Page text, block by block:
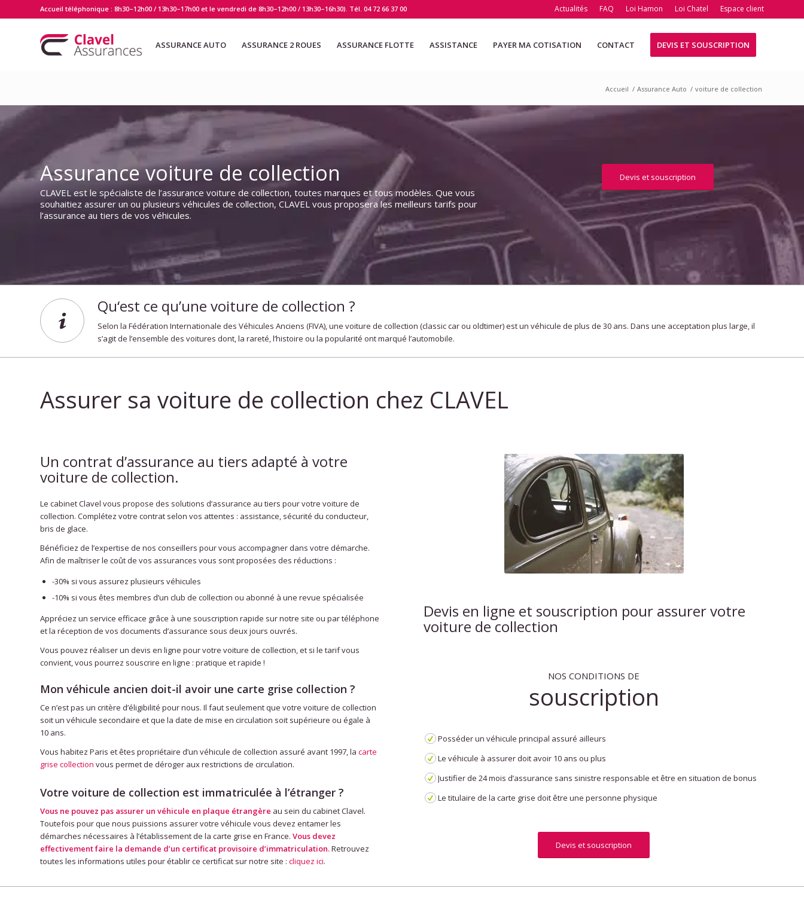
Actualités FAQ Loi Hamon Loi Chatel Espace client
Accueil téléphonique : 8h30–12h00 / 13h30–17h00 et le vendredi de 8h30–12h00 / 13h30–16h30). Tél. 04 72 66 37 00
ASSURANCE AUTO ASSURANCE 2 ROUES ASSURANCE FLOTTE ASSISTANCE PAYER MA COTISATION CONTACT DEVIS ET SOUSCRIPTION
Accueil / Assurance Auto / voiture de collection
Assurance voiture de collection
CLAVEL est le spécialiste de l’assurance voiture de collection, toutes marques et tous modèles. Que vous
souhaitiez assurer un ou plusieurs véhicules de collection, CLAVEL vous proposera les meilleurs tarifs pour
l’assurance au tiers de vos véhicules.
Devis et souscription
Qu‘est ce qu’une voiture de collection ?
Selon la Fédération Internationale des Véhicules Anciens (FIVA), une voiture de collection (classic car ou oldtimer) est un véhicule de plus de 30 ans. Dans une acceptation plus large, il
s’agit de l’ensemble des voitures dont, la rareté, l’histoire ou la popularité ont marqué l’automobile.
Assurer sa voiture de collection chez CLAVEL
Un contrat d’assurance au tiers adapté à votre
voiture de collection.
Le cabinet Clavel vous propose des solutions d’assurance au tiers pour votre voiture de
collection. Complétez votre contrat selon vos attentes : assistance, sécurité du conducteur,
bris de glace.
Bénéficiez de l’expertise de nos conseillers pour vous accompagner dans votre démarche.
Afin de maîtriser le coût de vos assurances vous sont proposées des réductions :
-30% si vous assurez plusieurs véhicules
-10% si vous êtes membres d’un club de collection ou abonné à une revue spécialisée
Appréciez un service efficace grâce à une souscription rapide sur notre site ou par téléphone
et la réception de vos documents d’assurance sous deux jours ouvrés.
Vous pouvez réaliser un devis en ligne pour votre voiture de collection, et si le tarif vous
convient, vous pourrez souscrire en ligne : pratique et rapide !
Mon véhicule ancien doit-il avoir une carte grise collection ?
Ce n’est pas un critère d’éligibilité pour nous. Il faut seulement que votre voiture de collection
soit un véhicule secondaire et que la date de mise en circulation soit supérieure ou égale à
10 ans.
Vous habitez Paris et êtes propriétaire d’un véhicule de collection assuré avant 1997, la carte
grise collection vous permet de déroger aux restrictions de circulation.
Votre voiture de collection est immatriculée à l’étranger ?
Vous ne pouvez pas assurer un véhicule en plaque étrangère au sein du cabinet Clavel.
Toutefois pour que nous puissions assurer votre véhicule vous devez entamer les
démarches nécessaires à l’établissement de la carte grise en France. Vous devez
effectivement faire la demande d’un certificat provisoire d’immatriculation.Retrouvez
toutes les informations utiles pour établir ce certificat sur notre site : cliquez ici.
Devis en ligne et souscription pour assurer votre
voiture de collection
NOS CONDITIONS DE
souscription
Posséder un véhicule principal assuré ailleurs
Le véhicule à assurer doit avoir 10 ans ou plus
Justifier de 24 mois d’assurance sans sinistre responsable et être en situation de bonus
Le titulaire de la carte grise doit être une personne physique
Devis et souscription